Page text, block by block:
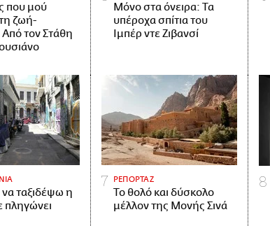
που μού
ζωή-
τον Στάθη
Μόνο στα όνειρα: Τα
υπέροχα σπίτια του
Ιμπέρ ντε Ζιβανσί
ταξιδέψω η
πληγώνει
ΡΕΠΟΡΤΑΖ
Το θολό και δύσκολο
μέλλον της Μονής Σινά